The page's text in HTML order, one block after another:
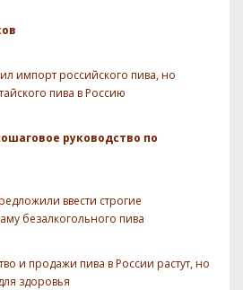
импорт российского пива, но
пива в Россию
руководство по
ввести строгие
безалкогольного пива
и продажи пива в России растут, но
здоровья